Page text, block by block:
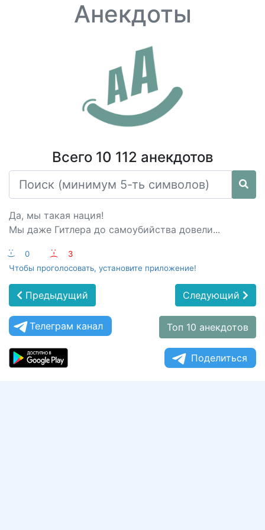
Анекдоты
Всего 10 112 анекдотов
Да, мы такая нация!
Мы даже Гитлера до самоубийства довели...
:-) 0 :-(
3
Чтобы проголосовать, установите приложение!
Предыдущий Следующий
Телеграм канал Топ 10 анекдотов
Поделиться